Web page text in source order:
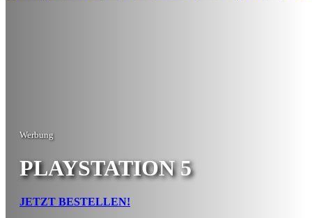
Werbung
PLAYSTATION 5
JETZT BESTELLEN!